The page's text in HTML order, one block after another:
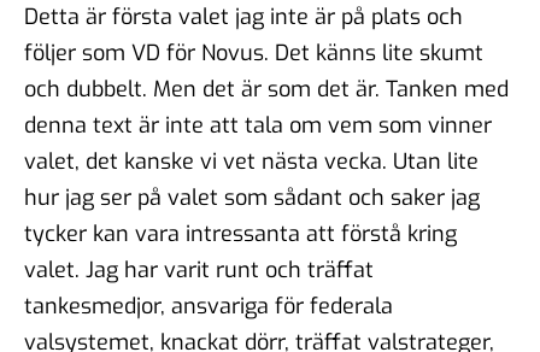
Detta är första valet jag inte är på plats och
följer som VD för Novus. Det känns lite skumt
och dubbelt. Men det är som det är. Tanken med
denna text är inte att tala om vem som vinner
valet, det kanske vi vet nästa vecka. Utan lite
hur jag ser på valet som sådant och saker jag
tycker kan vara intressanta att förstå kring
valet. Jag har varit runt och träffat
tankesmedjor, ansvariga för federala
valsystemet, knackat dörr, träffat valstrateger,